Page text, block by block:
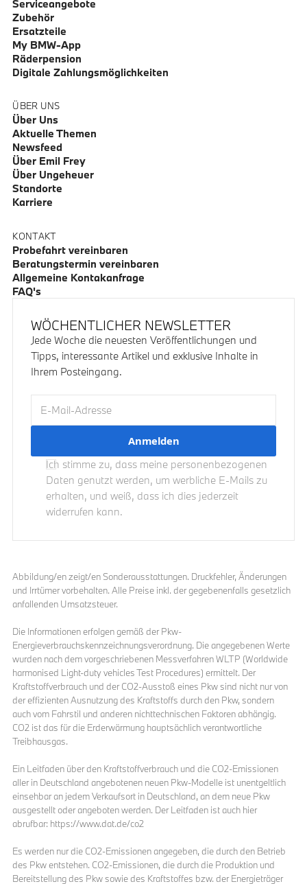
Serviceangebote
Zubehör
Ersatzteile
My BMW-App
Räderpension
Digitale Zahlungsmöglichkeiten
ÜBER UNS
Über Uns
Aktuelle Themen
Newsfeed
Über Emil Frey
Über Ungeheuer
Standorte
Karriere
KONTAKT
Probefahrt vereinbaren
Beratungstermin vereinbaren
Allgemeine Kontakanfrage
FAQ's
WÖCHENTLICHER NEWSLETTER
Jede Woche die neuesten Veröffentlichungen und
Tipps, interessante Artikel und exklusive Inhalte in
Ihrem Posteingang.
Ich stimme zu, dass meine personenbezogenen
Daten genutzt werden, um werbliche E-Mails zu
erhalten, und weiß, dass ich dies jederzeit
widerrufen kann.
Abbildung/en zeigt/en Sonderausstattungen. Druckfehler, Änderungen
und Irrtümer vorbehalten. Alle Preise inkl. der gegebenenfalls gesetzlich
anfallenden Umsatzsteuer.
Die Informationen erfolgen gemäß der Pkw-
Energieverbrauchskennzeichnungsverordnung. Die angegebenen Werte
wurden nach dem vorgeschriebenen Messverfahren WLTP (Worldwide
harmonised Light-duty vehicles Test Procedures) ermittelt. Der
Kraftstoffverbrauch und der CO2-Ausstoß eines Pkw sind nicht nur von
der effizienten Ausnutzung des Kraftstoffs durch den Pkw, sondern
auch vom Fahrstil und anderen nichttechnischen Faktoren abhängig.
CO2 ist das für die Erderwärmung hauptsächlich verantwortliche
Treibhausgas.
Ein Leitfaden über den Kraftstoffverbrauch und die CO2-Emissionen
aller in Deutschland angebotenen neuen Pkw-Modelle ist unentgeltlich
einsehbar an jedem Verkaufsort in Deutschland, an dem neue Pkw
ausgestellt oder angeboten werden. Der Leitfaden ist auch hier
abrufbar: https://www.dat.de/co2
Es werden nur die CO2-Emissionen angegeben, die durch den Betrieb
des Pkw entstehen. CO2-Emissionen, die durch die Produktion und
Bereitstellung des Pkw sowie des Kraftstoffes bzw. der Energieträger